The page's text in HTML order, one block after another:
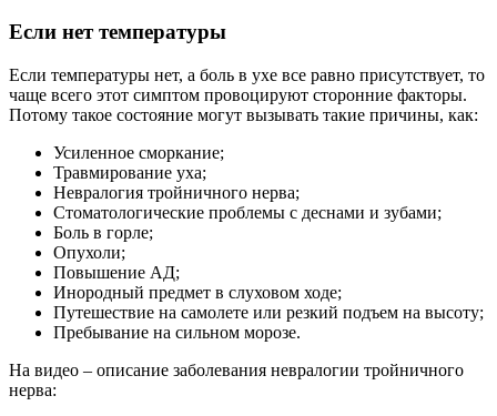
Если нет температуры
Если температуры нет, а боль в ухе все равно присутствует, то
чаще всего этот симптом провоцируют сторонние факторы.
Потому такое состояние могут вызывать такие причины, как:
Усиленное сморкание;
Травмирование уха;
Невралогия тройничного нерва;
Стоматологические проблемы с деснами и зубами;
Боль в горле;
Опухоли;
Повышение АД;
Инородный предмет в слуховом ходе;
Путешествие на самолете или резкий подъем на высоту;
Пребывание на сильном морозе.
На видео – описание заболевания невралогии тройничного
нерва: